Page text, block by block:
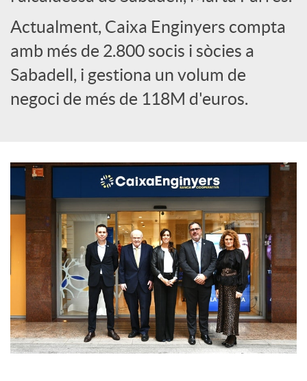
r
d
c
o
n
t
i
Actualment, Caixa Enginyers compta
amb més de 2.800 socis i sòcies a
Sabadell, i gestiona un volum de
negoci de més de 118M d'euros.